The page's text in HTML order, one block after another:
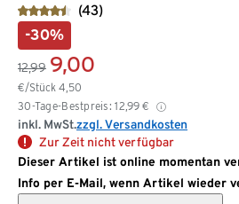
(43)
-30%
12,99 9,00
€/Stück 4,50
30-Tage-Bestpreis: 12,99 €
inkl. MwSt.zzgl. Versandkosten
Zur Zeit nicht verfügbar
Dieser Artikel ist online momentan
Info per E-Mail, wenn Artikel wieder